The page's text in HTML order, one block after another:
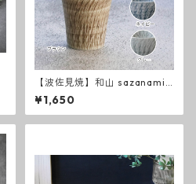
【波佐見焼】和山 sazanami
新色 反コップ
¥1,650